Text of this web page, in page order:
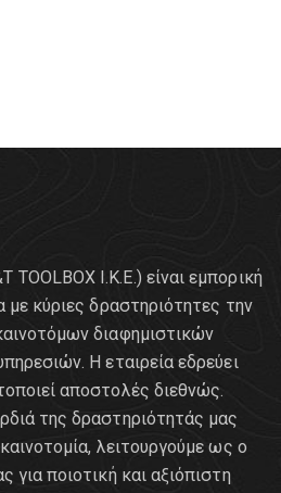
TOOLBOX Ι.Κ.Ε.) είναι εμπορική
με κύριες δραστηριότητες την
διαφημιστικών
Η εταιρεία εδρεύει
αποστολές διεθνώς.
της δραστηριότητάς μας
λειτουργούμε ως ο
για ποιοτική και αξιόπιστη